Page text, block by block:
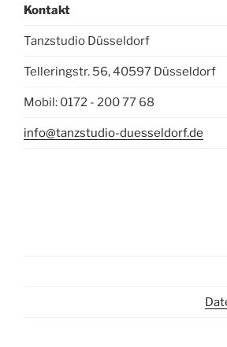
Kontakt
Tanzstudio Düsseldorf
Telleringstr. 56, 40597 Düsseldorf
Mobil: 0172 - 200 77 68
info@tanzstudio-duesseldorf.de